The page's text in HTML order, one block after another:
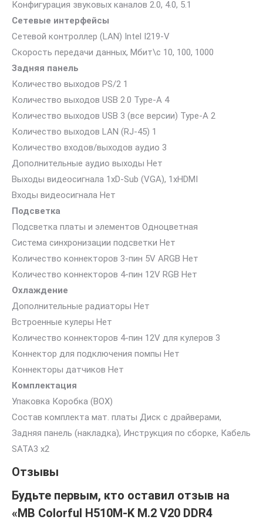
Конфигурация звуковых каналов 2.0, 4.0, 5.1
Сетевые интерфейсы
Сетевой контроллер (LAN) Intel I219-V
Скорость передачи данных, Мбит\с 10, 100, 1000
Задняя панель
Количество выходов PS/2 1
Количество выходов USB 2.0 Type-A 4
Количество выходов USB 3 (все версии) Type-A 2
Количество выходов LAN (RJ-45) 1
Количество входов/выходов аудио 3
Дополнительные аудио выходы Нет
Выходы видеосигнала 1xD-Sub (VGA), 1xHDMI
Входы видеосигнала Нет
Подсветка
Подсветка платы и элементов Одноцветная
Система синхронизации подсветки Нет
Количество коннекторов 3-пин 5V ARGB Нет
Количество коннекторов 4-пин 12V RGB Нет
Охлаждение
Дополнительные радиаторы Нет
Встроенные кулеры Нет
Количество коннекторов 4-пин 12V для кулеров 3
Коннектор для подключения помпы Нет
Коннекторы датчиков Нет
Комплектация
Упаковка Коробка (BOX)
Состав комплекта мат. платы Диск с драйверами,
Задняя панель (накладка), Инструкция по сборке, Кабель
SATA3 x2
Отзывы
Будьте первым, кто оставил отзыв на
«MB Colorful H510M-K M.2 V20 DDR4